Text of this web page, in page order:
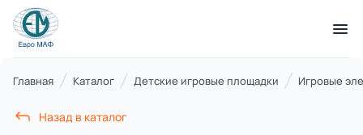
КАТАЛОГ ТОВАРОВ
Главная Каталог Детские игровые площадки Игровые
Назад в каталог